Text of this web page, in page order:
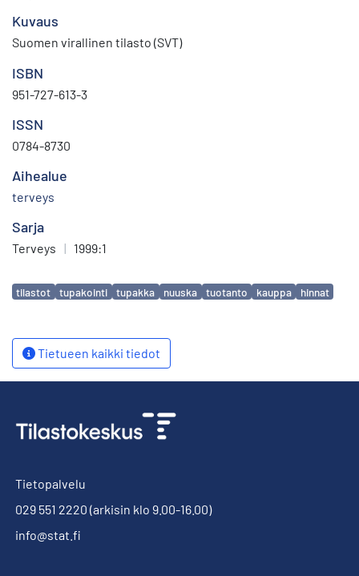
Kuvaus
Suomen virallinen tilasto (SVT)
ISBN
951-727-613-3
ISSN
0784-8730
Aihealue
terveys
Sarja
Terveys | 1999:1
Avainsanat
tilastot tupakointi tupakka nuuska tuotanto kauppa hinnat
Tietueen kaikki tiedot
Tietopalvelu
029 551 2220 (arkisin klo 9.00-16.00)
info@stat.fi